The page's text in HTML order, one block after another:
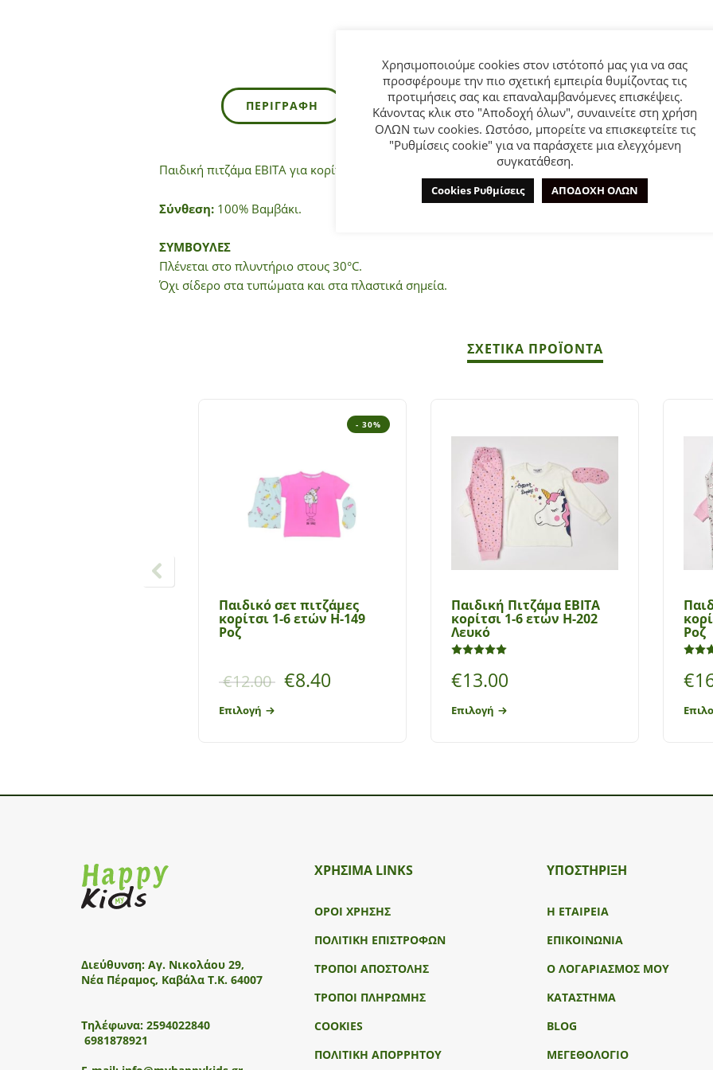
ΠΕΡΙΓΡΑΦΉ ΕΠΙΠΛΈΟΝ ΠΛΗΡΟΦΟΡΊΕΣ ΕΤΑΙΡΊΑ
Παιδική πιτζάμα ΕΒΙΤΑ για κορίτσι από 1 έως 6 ετών. Μπλούζα σε ροζ χρώμα με τύπωμα και
Σύνθεση:100% Βαμβάκι.
ΣΥΜΒΟΥΛΕΣ
Πλένεται στο πλυντήριο στους 30°C.
Όχι σίδερο στα τυπώματα και στα πλαστικά σημεία.
ΣΧΕΤΙΚΆ ΠΡΟΪΌΝΤΑ
- 30%
Παιδικό σετ πιτζάμες
κορίτσι 1-6 ετών Η-149
Ροζ
€12.00 €8.40
Επιλογή
Παιδική Πιτζάμα ΕΒΙΤΑ
κορίτσι 1-6 ετών Η-202
Λευκό
€13.00
Επιλογή
Ροζ
€
Διεύθυνση: Αγ. Νικολάου 29,
Νέα Πέραμος, Καβάλα Τ.Κ. 64007
Τηλέφωνα: 2594022840
6981878921
ΧΡΗΣΙΜΑ LINKS
ΟΡΟΙ ΧΡΗΣΗΣ
ΠΟΛΙΤΙΚΗ ΕΠΙΣΤΡΟΦΩΝ
ΤΡΟΠΟΙ ΑΠΟΣΤΟΛΗΣ
ΤΡΟΠΟΙ ΠΛΗΡΩΜΗΣ
COOKIES
ΠΟΛΙΤΙΚΗ ΑΠΟΡΡΗΤΟΥ
ΥΠΟΣΤΉΡΙΞΗ
Η ΕΤΑΙΡΕΙΑ
ΕΠΙΚΟΙΝΩΝΙΑ
Ο ΛΟΓΑΡΙΑΣΜΟΣ ΜΟΥ
ΚΑΤΑΣΤΗΜΑ
BLOG
ΜΕΓΕΘΟΛΟΓΙΟ
Χρησιμοποιούμε cookies στον ιστότοπό μας για να σας
προσφέρουμε την πιο σχετική εμπειρία θυμίζοντας τις
προτιμήσεις σας και επαναλαμβανόμενες επισκέψεις.
Κάνοντας κλικ στο "Αποδοχή όλων", συναινείτε στη χρήση
ΟΛΩΝ των cookies. Ωστόσο, μπορείτε να επισκεφτείτε τις
"Ρυθμίσεις cookie" για να παράσχετε μια ελεγχόμενη
συγκατάθεση.
Cookies Ρυθμίσεις ΑΠΟΔΟΧΗ ΟΛΩΝ